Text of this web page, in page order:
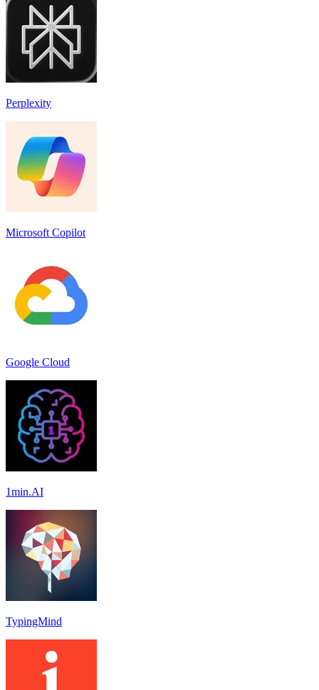
Perplexity
Microsoft Copilot
Google Cloud
1min.AI
TypingMind